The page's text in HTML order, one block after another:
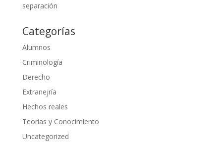
separación
Categorías
Alumnos
Criminología
Derecho
Extranejría
Hechos reales
Teorías y Conocimiento
Uncategorized